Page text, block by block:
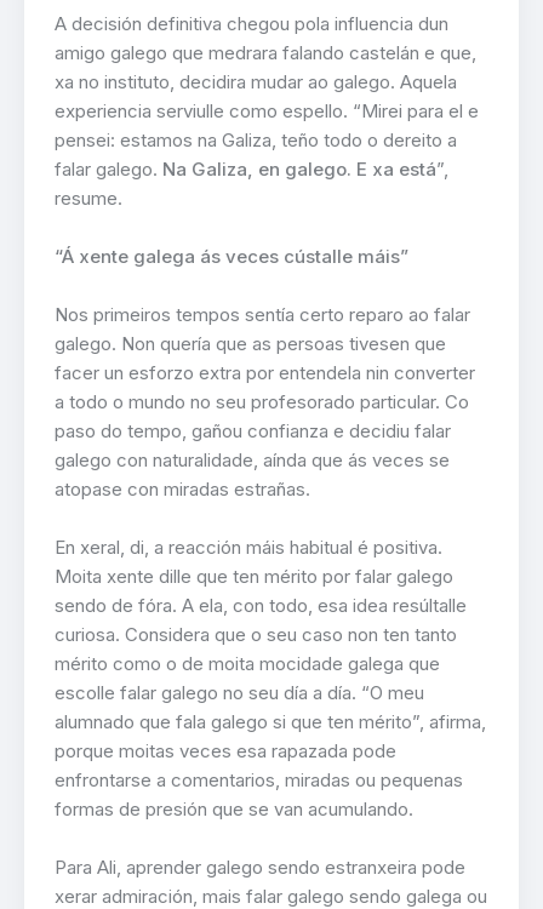
A decisión definitiva chegou pola influencia dun
amigo galego que medrara falando castelán e que,
xa no instituto, decidira mudar ao galego. Aquela
experiencia serviulle como espello. “Mirei para el e
pensei: estamos na Galiza, teño todo o dereito a
falar galego. Na Galiza, en galego. E xa está”,
resume.
“Á xente galega ás veces cústalle máis”
Nos primeiros tempos sentía certo reparo ao falar
galego. Non quería que as persoas tivesen que
facer un esforzo extra por entendela nin converter
a todo o mundo no seu profesorado particular. Co
paso do tempo, gañou confianza e decidiu falar
galego con naturalidade, aínda que ás veces se
atopase con miradas estrañas.
En xeral, di, a reacción máis habitual é positiva.
Moita xente dille que ten mérito por falar galego
sendo de fóra. A ela, con todo, esa idea resúltalle
curiosa. Considera que o seu caso non ten tanto
mérito como o de moita mocidade galega que
escolle falar galego no seu día a día. “O meu
alumnado que fala galego si que ten mérito”, afirma,
porque moitas veces esa rapazada pode
enfrontarse a comentarios, miradas ou pequenas
formas de presión que se van acumulando.
Para Ali, aprender galego sendo estranxeira pode
xerar admiración, mais falar galego sendo galega ou